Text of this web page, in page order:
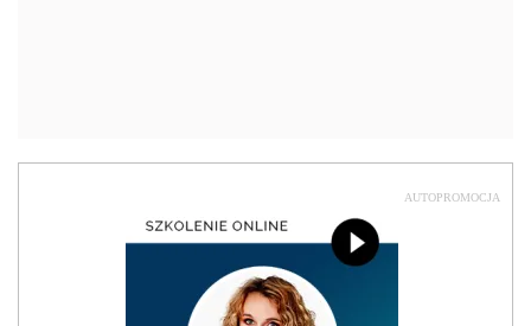
AUTOPROMOCJA